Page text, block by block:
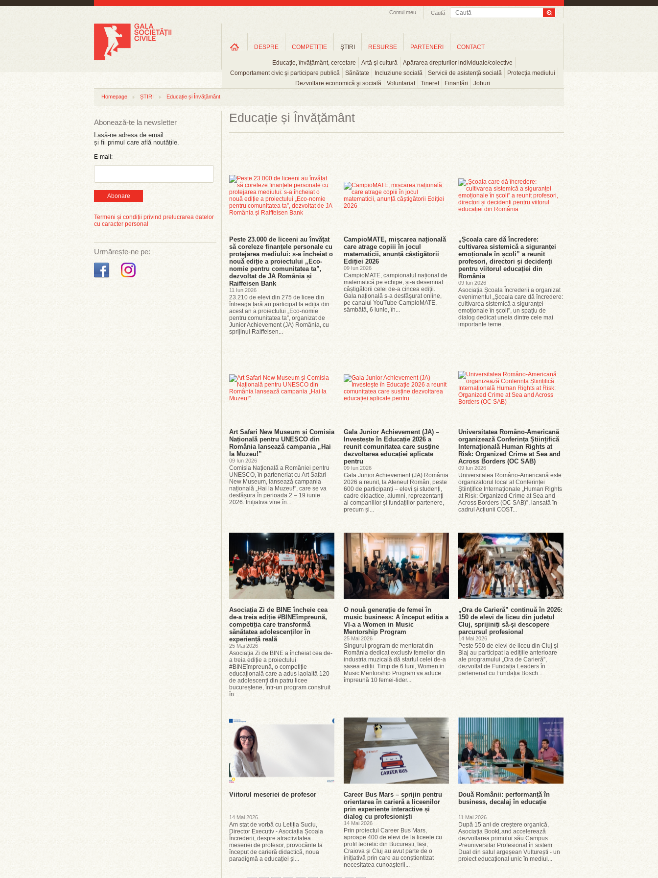
Caută
Contul meu
DESPRE COMPETIȚIE ŞTIRI
Educație, învățământ, cercetare Artă şi cultură
Apărarea drepturilor individuale/colective
Comportament civic şi participare publică
Sănătate Incluziune socială Servicii de asistență socială
Protecția mediului
Dezvoltare economică şi socială
Voluntariat Tineret Finanțări Joburi
RESURSE PARTENERI CONTACT
Homepage ȘTIRI Educație și Învățământ
Abonează-te la newsletter
Lasă-ne adresa de email
și fii primul care află noutățile.
E-mail:
Abonare
Termeni și condiții privind prelucrarea datelor
cu caracter personal
Urmărește-ne pe:
Educație și Învățământ
Peste 23.000 de liceeni au învățat
să coreleze finanțele personale cu
protejarea mediului: s-a încheiat o
nouă ediție a proiectului „Eco-
nomie pentru comunitatea ta”,
dezvoltat de JA România și
Raiffeisen Bank
11 Iun 2026
23.210 de elevi din 275 de licee din
întreaga țară au participat la ediția din
acest an a proiectului „Eco-nomie
pentru comunitatea ta”, organizat de
Junior Achievement (JA) România, cu
sprijinul Raiffeisen...
CampioMATE, mișcarea națională
care atrage copiii în jocul
matematicii, anunță câștigătorii
Ediției 2026
09 Iun 2026
CampioMATE, campionatul național de
matematică pe echipe, și-a desemnat
câștigătorii celei de-a cincea ediții.
Gala națională s-a desfășurat online,
pe canalul YouTube CampioMATE,
sâmbătă, 6 iunie, în...
„Școala care dă încredere:
cultivarea sistemică a siguranței
emoționale în școli” a reunit
profesori, directori și decidenți
pentru viitorul educației din
România
09 Iun 2026
Asociația Școala Încrederii a organizat
evenimentul „Școala care dă încredere:
cultivarea sistemică a siguranței
emoționale în școli”, un spațiu de
dialog dedicat uneia dintre cele mai
importante teme...
Art Safari New Museum și Comisia
Națională pentru UNESCO din
România lansează campania „Hai
la Muzeu!”
09 Iun 2026
Comisia Națională a României pentru
UNESCO, în parteneriat cu Art Safari
New Museum, lansează campania
națională „Hai la Muzeu!”, care se va
desfășura în perioada 2 – 19 iunie
2026. Inițiativa vine în...
Gala Junior Achievement (JA) –
Investește în Educație 2026 a
reunit comunitatea care susține
dezvoltarea educației aplicate
pentru
09 Iun 2026
Gala Junior Achievement (JA) România
2026 a reunit, la Ateneul Român, peste
600 de participanți – elevi și studenți,
cadre didactice, alumni, reprezentanți
ai companiilor și fundațiilor partenere,
precum și...
Universitatea Româno-Americană
organizează Conferința Științifică
Internațională Human Rights at
Risk: Organized Crime at Sea and
Across Borders (OC SAB)
09 Iun 2026
Universitatea Româno-Americană este
organizatorul local al Conferinței
Științifice Internaționale „Human Rights
at Risk: Organized Crime at Sea and
Across Borders (OC SAB)”, lansată în
cadrul Acțiunii COST...
Asociația Zi de BINE încheie cea
de-a treia ediție #BINEîmpreună,
competiția care transformă
sănătatea adolescenților în
experiență reală
25 Mai 2026
Asociația Zi de BINE a încheiat cea de-
a treia ediție a proiectului
#BINEîmpreună, o competiție
educațională care a adus laolaltă 120
de adolescenți din patru licee
bucureștene, într-un program construit
în...
O nouă generație de femei în
music business: A început ediția a
VI-a a Women in Music
Mentorship Program
25 Mai 2026
Singurul program de mentorat din
România dedicat exclusiv femeilor din
industria muzicală dă startul celei de-a
șasea ediții. Timp de 6 luni, Women in
Music Mentorship Program va aduce
împreună 10 femei-lider...
„Ora de Carieră” continuă în 2026:
150 de elevi de liceu din județul
Cluj, sprijiniți să-și descopere
parcursul profesional
14 Mai 2026
Peste 550 de elevi de liceu din Cluj și
Blaj au participat la edițiile anterioare
ale programului „Ora de Carieră”,
dezvoltat de Fundația Leaders în
parteneriat cu Fundația Bosch...
Viitorul meseriei de profesor
14 Mai 2026
Am stat de vorbă cu Letiția Suciu,
Director Executiv - Asociația Școala
Încrederii, despre atractivitatea
meseriei de profesor, provocările la
început de carieră didactică, noua
paradigmă a educației și...
Career Bus Mars – sprijin pentru
orientarea în carieră a liceenilor
prin experiențe interactive și
dialog cu profesioniști
14 Mai 2026
Prin proiectul Career Bus Mars,
aproape 400 de elevi de la liceele cu
profil teoretic din București, Iași,
Craiova și Cluj au avut parte de o
inițiativă prin care au conștientizat
necesitatea cunoașterii...
Două Românii: performanță în
business, decalaj în educație
11 Mai 2026
După 15 ani de creștere organică,
Asociația BookLand accelerează
dezvoltarea primului său Campus
Preuniversitar Profesional în sistem
Dual din satul argeșean Vulturești - un
proiect educațional unic în mediul...